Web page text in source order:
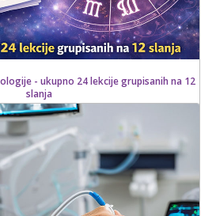
- ukupno 24 lekcije grupisanih na 12
slanja
Kupljeno
7 kom.
1100 din
3900 din